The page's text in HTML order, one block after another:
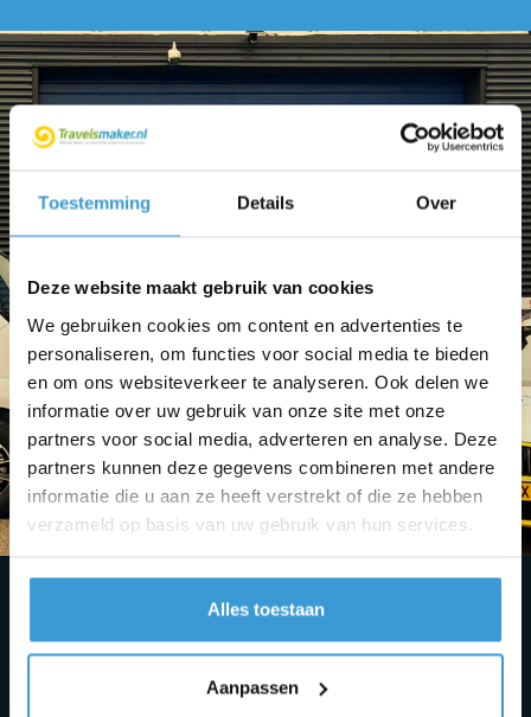
Toestemming Details Over
Deze website maakt gebruik van cookies
We gebruiken cookies om content en advertenties te
personaliseren, om functies voor social media te bieden
en om ons websiteverkeer te analyseren. Ook delen we
informatie over uw gebruik van onze site met onze
partners voor social media, adverteren en analyse. Deze
partners kunnen deze gegevens combineren met andere
informatie die u aan ze heeft verstrekt of die ze hebben
verzameld op basis van uw gebruik van hun services.
Alles toestaan
Aanpassen
Stel hieronder uw vraag
- Team Travelsmaker